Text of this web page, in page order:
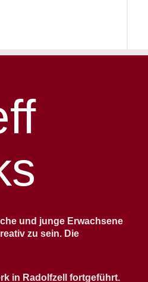
und junge Erwachsene
zu sein. Die
in Radolfzell fortgeführt.